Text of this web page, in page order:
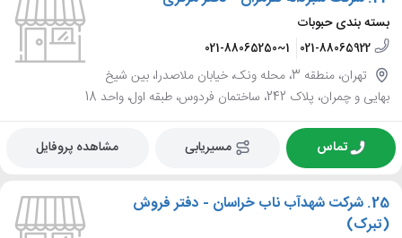
بسته بندی حبوبات
021-88065922
021-88065250~1
تهران، منطقه 3، محله ونک، خیابان ملاصدرا، بین شیخ
بهایی و چمران، پلاک 242، ساختمان فردوس، طبقه اول، واحد 18
تماس مسیریابی مشاهده پروفایل
25. شرکت شهدآب ناب خراسان - دفتر فروش
(تبرک)